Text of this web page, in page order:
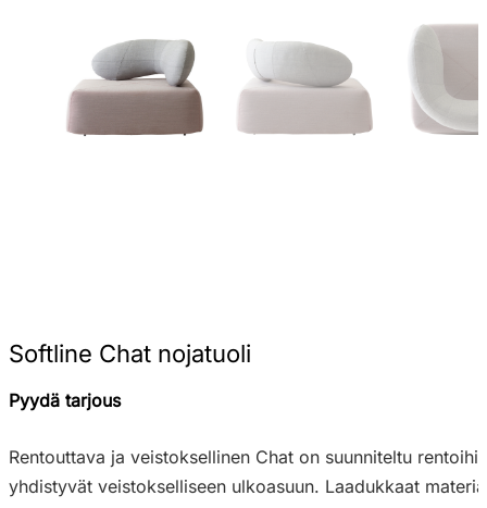
Softline Chat nojatuoli
Pyydä tarjous
Rentouttava ja veistoksellinen Chat on suunniteltu
yhdistyvät veistokselliseen ulkoasuun. Laadukkaat